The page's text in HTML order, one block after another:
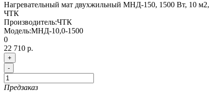
Нагревательный мат двухжильный МНД-150, 1500 Вт, 10 м2,
ЧТК
Производитель:ЧТК
Модель:МНД-10,0-1500
0
22 710 р.
+
-
Предзаказ